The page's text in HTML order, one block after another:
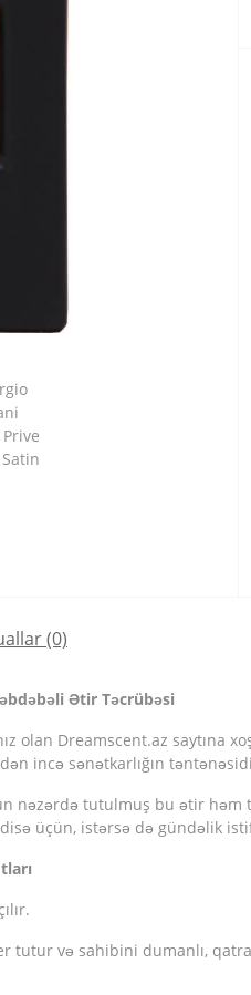
(0)
Ətir Təcrübəsi
olan Dreamscent.az saytına
incə sənətkarlığın
tutulmuş bu ətir həm
üçün, istərsə də gündəlik
tutur və sahibini dumanlı,